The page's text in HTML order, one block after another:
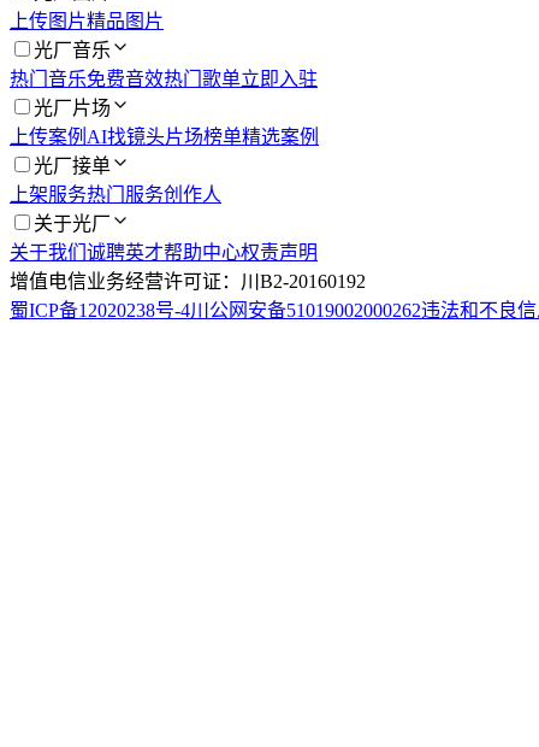
上传图片精品图片
光厂音乐
热门音乐免费音效热门歌单立即入驻
光厂片场
上传案例 AI找镜头片场榜单精选案例
光厂接单
上架服务热门服务创作人
关于光厂
关于我们 诚聘英才帮助中心权责声明
增值电信业务经营许可证：川B2-20160192
蜀ICP备12020238号-4川公网安备51019002000262违法和不良